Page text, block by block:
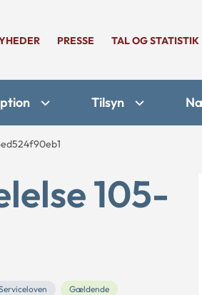
PRESSE TAL OG STATISTIK
Tilsyn
105-
Gældende